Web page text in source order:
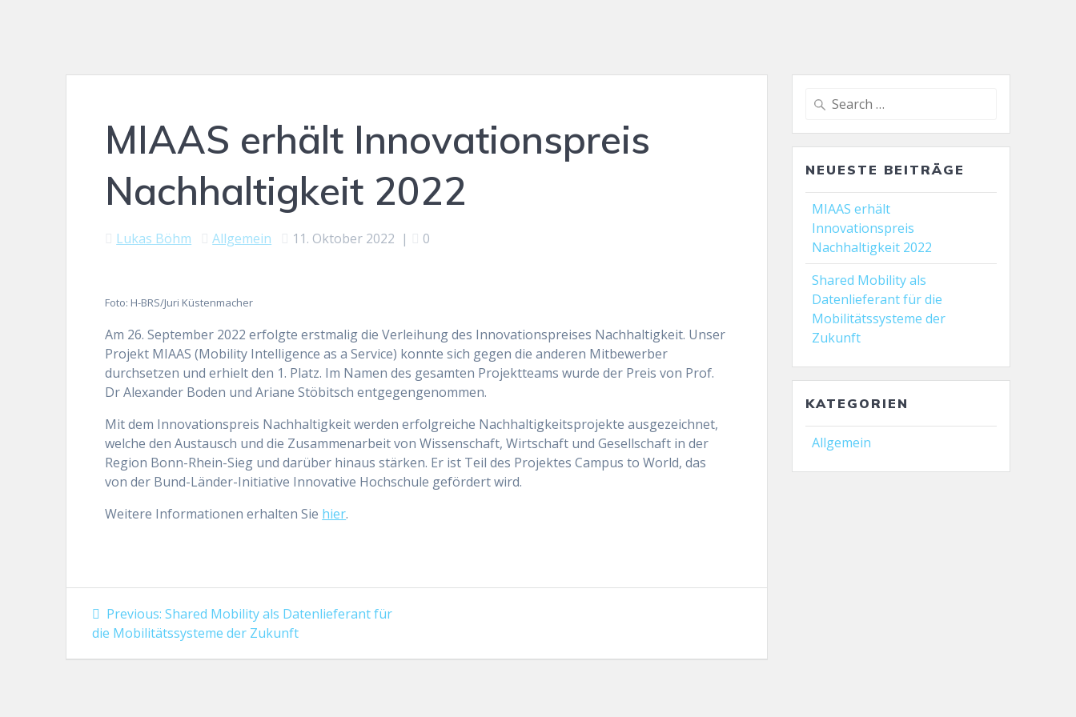
MIAAS erhält Innovationspreis
Nachhaltigkeit 2022
Lukas Böhm Allgemein 11. Oktober 2022 | 0
Foto: H-BRS/Juri Küstenmacher
Am 26. September 2022 erfolgte erstmalig die Verleihung des Innovationspreises Nachhaltigkeit. Unser
Projekt MIAAS (Mobility Intelligence as a Service) konnte sich gegen die anderen Mitbewerber
durchsetzen und erhielt den 1. Platz. Im Namen des gesamten Projektteams wurde der Preis von Prof.
Dr Alexander Boden und Ariane Stöbitsch entgegengenommen.
Mit dem Innovationspreis Nachhaltigkeit werden erfolgreiche Nachhaltigkeitsprojekte ausgezeichnet,
welche den Austausch und die Zusammenarbeit von Wissenschaft, Wirtschaft und Gesellschaft in der
Region Bonn-Rhein-Sieg und darüber hinaus stärken. Er ist Teil des Projektes Campus to World, das
von der Bund-Länder-Initiative Innovative Hochschule gefördert wird.
Weitere Informationen erhalten Sie hier.
Beitragsnavigation
Previous: Previous
post:
Shared Mobility als Datenlieferant für
die Mobilitätssysteme der Zukunft
Search
NEUESTE BEITRÄGE
MIAAS erhält
Innovationspreis
Nachhaltigkeit 2022
Shared Mobility als
Datenlieferant für die
Mobilitätssysteme der
Zukunft
KATEGORIEN
Allgemein